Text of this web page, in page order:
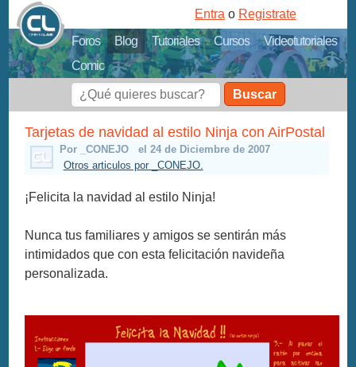
Foros Blog Tutoriales Cursos
Videotutoriales
Comic
Entra o Registrate
Buscar
Tarjetas de navidad al estilo Ninja con AirPostal
Por _CONEJO
el 24 de Diciembre de 2007
Otros articulos por _CONEJO.
¡Felicita la navidad al estilo Ninja!
Nunca tus familiares y amigos se sentirán más
intimidados que con esta felicitación navideña
personalizada.